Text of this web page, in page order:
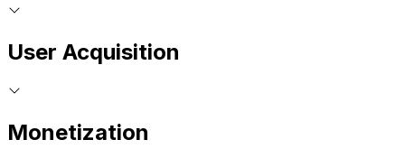
User Acquisition
Monetization